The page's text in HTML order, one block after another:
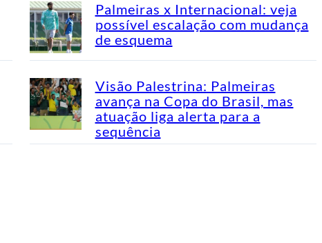
Palmeiras x Internacional: veja
possível escalação com mudança
de esquema
Visão Palestrina: Palmeiras
avança na Copa do Brasil, mas
atuação liga alerta para a
sequência